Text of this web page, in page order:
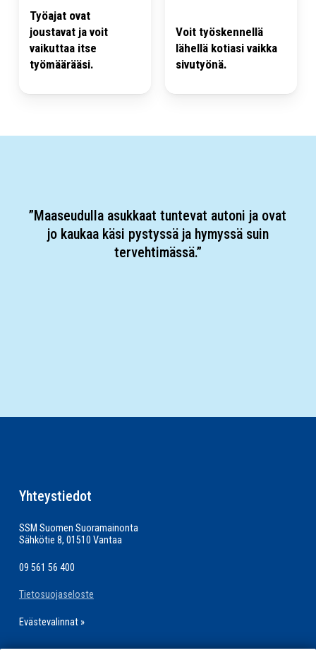
Työajat ovat
joustavat ja voit
vaikuttaa itse
työmäärääsi.
Voit työskennellä
lähellä kotiasi vaikka
sivutyönä.
”Maaseudulla asukkaat tuntevat autoni ja ovat
jo kaukaa käsi pystyssä ja hymyssä suin
tervehtimässä.”
Yhteystiedot
SSM Suomen Suoramainonta
Sähkötie 8, 01510 Vantaa
09 561 56 400
Tietosuojaseloste
Evästevalinnat »